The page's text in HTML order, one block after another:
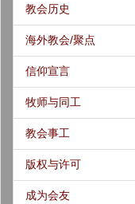
教会历史
海外教会/聚点
信仰宣言
牧师与同工
教会事工
版权与许可
成为会友